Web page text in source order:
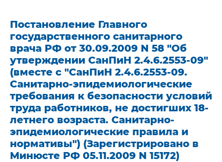
Постановление Главного
государственного санитарного
врача РФ от 30.09.2009 N 58 "Об
утверждении СанПиН 2.4.6.2553-09"
(вместе с "СанПиН 2.4.6.2553-09.
Санитарно-эпидемиологические
требования к безопасности условий
труда работников, не достигших 18-
летнего возраста. Санитарно-
эпидемиологические правила и
нормативы") (Зарегистрировано в
Минюсте РФ 05.11.2009 N 15172)